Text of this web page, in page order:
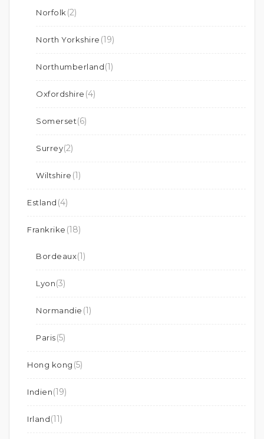
Norfolk (2)
North Yorkshire (19)
Northumberland(1)
Oxfordshire (4)
Somerset(6)
Surrey(2)
Wiltshire (1)
Estland (4)
Frankrike (18)
Bordeaux(1)
Lyon(3)
Normandie (1)
Paris(5)
Hong kong (5)
Indien(19)
Irland(11)